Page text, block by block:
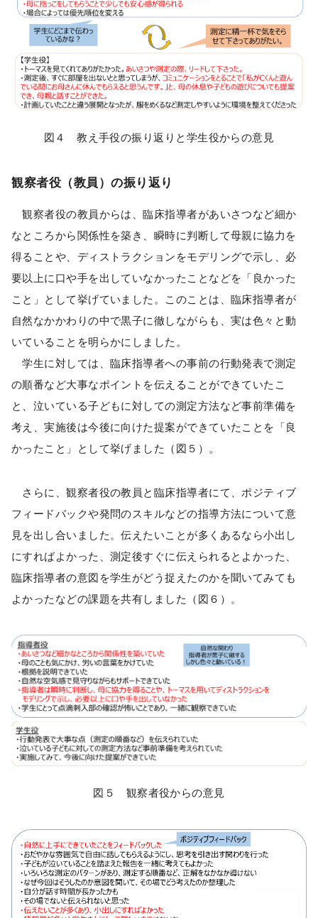
図４ 教え手役の振り返りと学生役からの意見
観察者役（教員）の振り返り
観察者役の教員からは、臨床指導者があいさつなど細か
なところから関係性を築き、瞬時に判断して母親に協力を
得ることや、ディストラクションをモデリングで示し、必
要以上に口や手を出していなかったことなどを「良かった
こと」として挙げていました。このことは、臨床指導者が
自然なかかわりの中で黒子に徹しながらも、実は色々と動
いていることを明らかにしました。
学生に対しては、臨床指導者への事前の行動発表で測定
の順番など大事なポイントを伝えることができていたこ
と、泣いている子どもに対しての測定方法など事前準備を
考え、実施後は今後に向けた提案ができていたことを「良
かったこと」として挙げました（図５）。
さらに、観察者役の教員と臨床指導者にて、ポジティブ
フィードバックや発問のスキルなどの指導方法について意
見を出し合いました。伝えたいことが多くあるなら小出し
にすればよかった、測定後すぐに伝えられるとよかった、
臨床指導者の意図を学生がどう捉えたのかを聞いてみても
よかったなどの課題を共有しました（図６）。
図５ 観察者役からの意見